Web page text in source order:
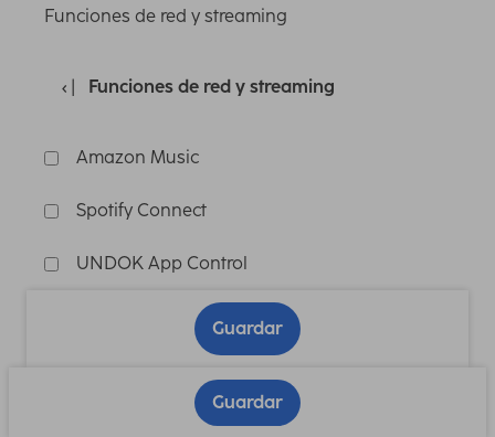
Funciones de red y streaming
Funciones de red y streaming
Amazon Music
Spotify Connect
UNDOK App Control
Guardar
Guardar